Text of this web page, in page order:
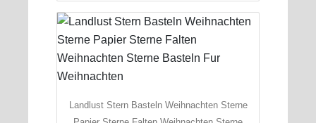
Landlust Stern Basteln Weihnachten Sterne